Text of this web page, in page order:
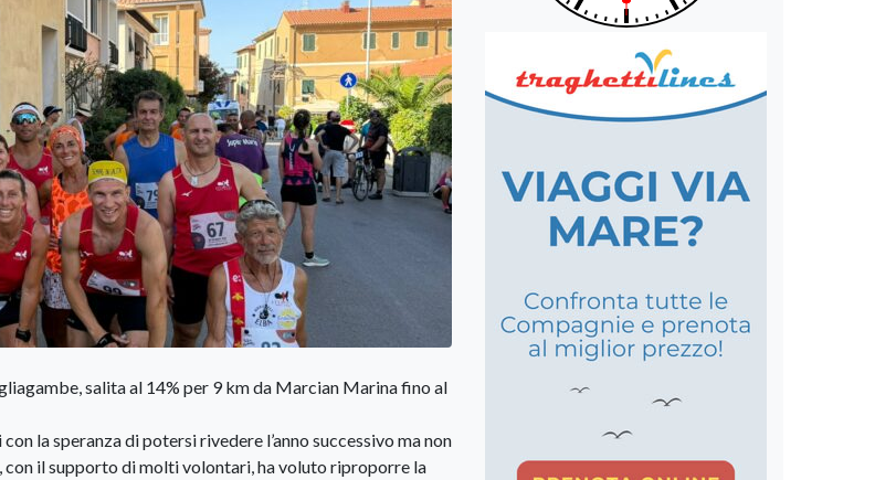
salita al 14% per 9 km da Marcian Marina fino al
la speranza di potersi rivedere l’anno successivo ma non
il supporto di molti volontari, ha voluto riproporre la